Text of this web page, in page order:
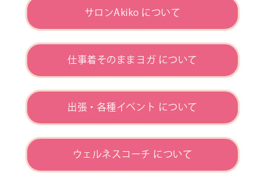
サロンAkiko について
仕事着そのままヨガ について
出張・各種イベント について
ウェルネスコーチ について